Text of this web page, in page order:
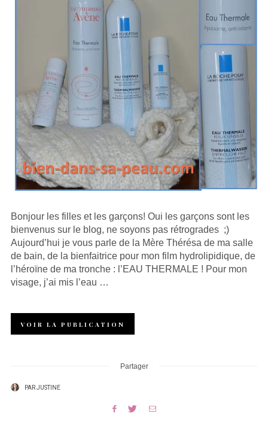
Bonjour les filles et les garçons! Oui les garçons sont les
bienvenus sur le blog, ne soyons pas rétrogrades ;)
Aujourd’hui je vous parle de la Mère Thérésa de ma salle
de bain, de la bienfaitrice pour mon film hydrolipidique, de
l’héroïne de ma tronche : l’EAU THERMALE ! Pour mon
visage, j’ai mis l’eau …
VOIR LA PUBLICATION
Partager
PARJUSTINE